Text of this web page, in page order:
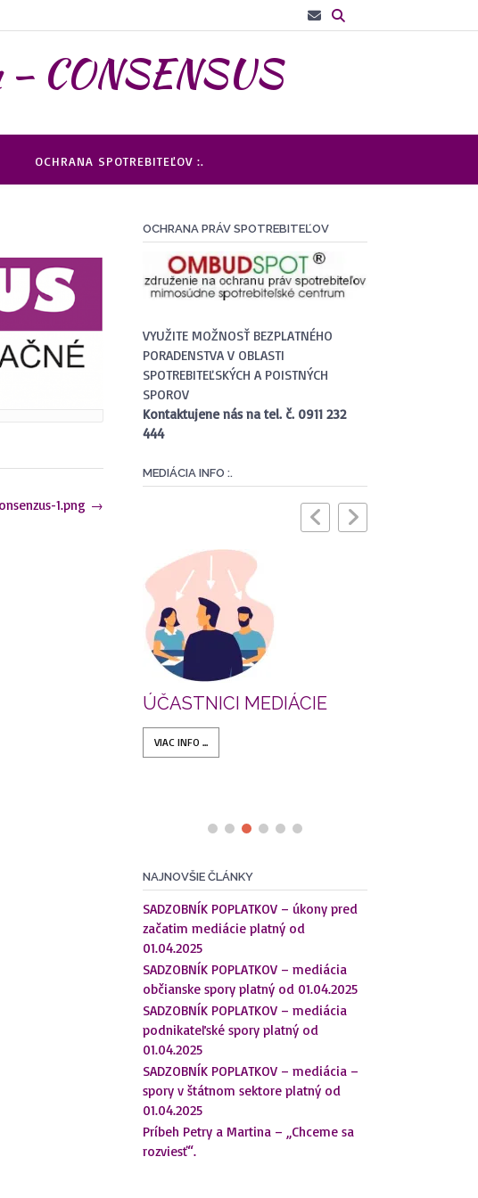
– CONSENSUS
OCHRANA SPOTREBITEĽOV :.
1.png →
OCHRANA PRÁV SPOTREBITEĽOV
VYUŽITE MOŽNOSŤ BEZPLATNÉHO
PORADENSTVA V OBLASTI
SPOTREBITEĽSKÝCH A POISTNÝCH
SPOROV
Kontaktujene nás na tel. č. 0911 232
444
MEDIÁCIA INFO :.
ÚČASTNICI MEDIÁCIE
VIAC INFO ...
NAJNOVŠIE ČLÁNKY
SADZOBNÍK POPLATKOV – úkony pred
začatim mediácie platný od
01.04.2025
SADZOBNÍK POPLATKOV – mediácia
občianske spory platný od 01.04.2025
SADZOBNÍK POPLATKOV – mediácia
podnikateľské spory platný od
01.04.2025
SADZOBNÍK POPLATKOV – mediácia –
spory v štátnom sektore platný od
01.04.2025
Príbeh Petry a Martina – „Chceme sa
rozviesť“.